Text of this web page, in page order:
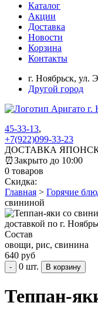
Каталог
Акции
Доставка
Новости
Корзина
Контакты
г. Ноябрьск, ул.
Другой город
45-33-13,
+7(922)099-33-23
ДОСТАВКА
⏰Закрыто до 10:00
0 товаров
Скидка:
Главная > Горячие
свининой
Состав
овощи, рис, свинина
640 руб
- 0 шт.
Теппан-